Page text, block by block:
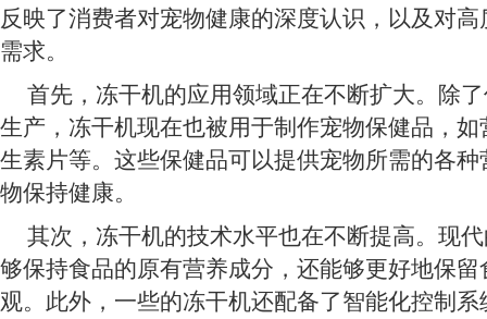
反映了消费者对宠物健康的深度认识，以及对
需求。
首先，冻干机的应用领域正在不断扩大。除
生产，冻干机现在也被用于制作宠物保健品，
生素片等。这些保健品可以提供宠物所需的各
物保持健康。
其次，冻干机的技术水平也在不断提高。现
够保持食品的原有营养成分，还能够更好地保
观。此外，一些的冻干机还配备了智能化控制